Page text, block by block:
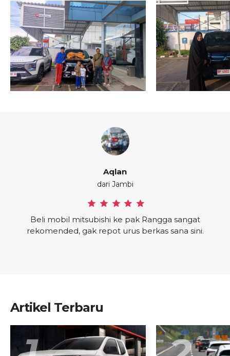
Khalid
dari Jambi
Alhamdulillah unit sudah ada, dapat banyak
bonus dan cashback. terimakasih pak
Artikel Terbaru